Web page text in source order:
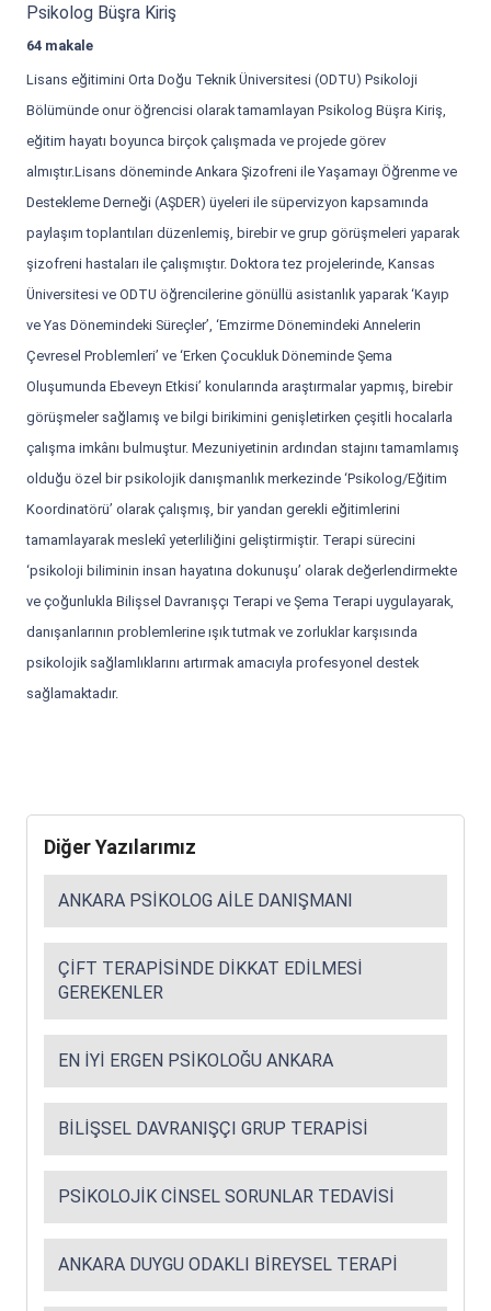
Psikolog Büşra Kiriş
64 makale
Lisans eğitimini Orta Doğu Teknik Üniversitesi (ODTU) Psikoloji
Bölümünde onur öğrencisi olarak tamamlayan Psikolog Büşra Kiriş,
eğitim hayatı boyunca birçok çalışmada ve projede görev
almıştır.Lisans döneminde Ankara Şizofreni ile Yaşamayı Öğrenme ve
Destekleme Derneği (AŞDER) üyeleri ile süpervizyon kapsamında
paylaşım toplantıları düzenlemiş, birebir ve grup görüşmeleri yaparak
şizofreni hastaları ile çalışmıştır. Doktora tez projelerinde, Kansas
Üniversitesi ve ODTU öğrencilerine gönüllü asistanlık yaparak ‘Kayıp
ve Yas Dönemindeki Süreçler’, ‘Emzirme Dönemindeki Annelerin
Çevresel Problemleri’ ve ‘Erken Çocukluk Döneminde Şema
Oluşumunda Ebeveyn Etkisi’ konularında araştırmalar yapmış, birebir
görüşmeler sağlamış ve bilgi birikimini genişletirken çeşitli hocalarla
çalışma imkânı bulmuştur. Mezuniyetinin ardından stajını tamamlamış
olduğu özel bir psikolojik danışmanlık merkezinde ‘Psikolog/Eğitim
Koordinatörü’ olarak çalışmış, bir yandan gerekli eğitimlerini
tamamlayarak meslekî yeterliliğini geliştirmiştir. Terapi sürecini
‘psikoloji biliminin insan hayatına dokunuşu’ olarak değerlendirmekte
ve çoğunlukla Bilişsel Davranışçı Terapi ve Şema Terapi uygulayarak,
danışanlarının problemlerine ışık tutmak ve zorluklar karşısında
psikolojik sağlamlıklarını artırmak amacıyla profesyonel destek
sağlamaktadır.
Diğer Yazılarımız
ANKARA PSIKOLOG AILE DANIŞMANI
ÇIFT TERAPISINDE DIKKAT EDILMESI
GEREKENLER
EN İYI ERGEN PSIKOLOĞU ANKARA
BILIŞSEL DAVRANIŞÇI GRUP TERAPISI
PSIKOLOJIK CINSEL SORUNLAR TEDAVISI
ANKARA DUYGU ODAKLI BIREYSEL TERAPI